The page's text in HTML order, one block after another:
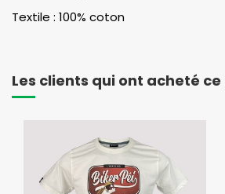
Textile : 100% coton
Les clients qui ont acheté